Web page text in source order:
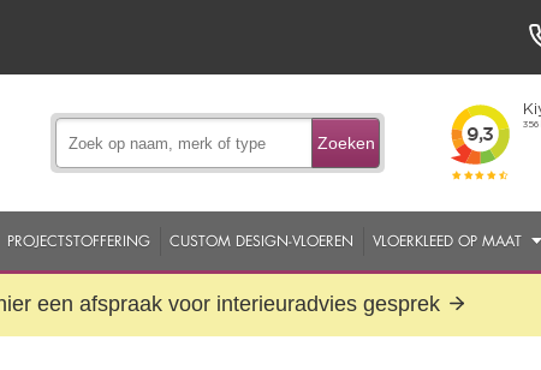
Zoeken
PROJECTSTOFFERING CUSTOM DESIGN-VLOEREN VLOERKLEED OP MAAT
een afspraak voor interieuradvies gesprek